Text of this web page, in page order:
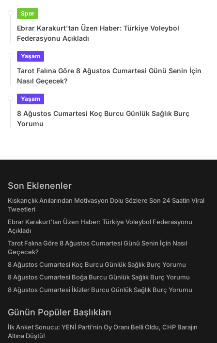
Spor
Ebrar Karakurt'tan Üzen Haber: Türkiye Voleybol
Federasyonu Açıkladı
Yaşam
Tarot Falına Göre 8 Ağustos Cumartesi Günü Senin İçin
Nasıl Geçecek?
Yaşam
8 Ağustos Cumartesi Koç Burcu Günlük Sağlık Burç
Yorumu
Son Eklenenler
Kıskançlık Anılarından Motivasyon Dolu Sözlere Son 24 Saatin Viral
Tweetleri
Ebrar Karakurt'tan Üzen Haber: Türkiye Voleybol Federasyonu
Açıkladı
Tarot Falına Göre 8 Ağustos Cumartesi Günü Senin İçin Nasıl
Geçecek?
8 Ağustos Cumartesi Koç Burcu Günlük Sağlık Burç Yorumu
8 Ağustos Cumartesi Boğa Burcu Günlük Sağlık Burç Yorumu
8 Ağustos Cumartesi İkizler Burcu Günlük Sağlık Burç Yorumu
Günün Popüler Başlıkları
İlk Anket Sonucu: YENİ Parti'nin Oy Oranı Belli Oldu, CHP Barajın
Altına Düştü!